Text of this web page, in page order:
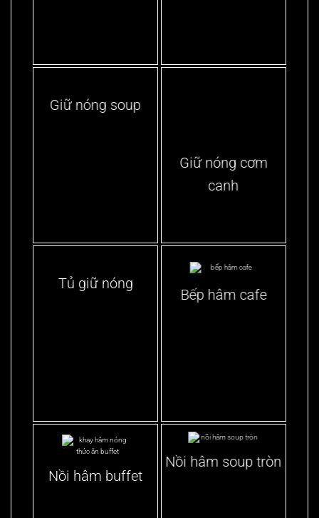
Giữ nóng soup
Giữ nóng cơm
canh
Tủ giữ nóng
Bếp hâm cafe
Nồi hâm buffet
Nồi hâm soup tròn